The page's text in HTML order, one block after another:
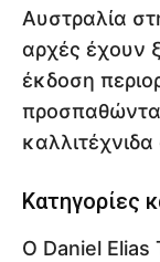
Αυστραλία
αρχές έχουν
έκδοση
Κατηγορίες
Ο Daniel Elias